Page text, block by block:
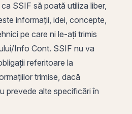
SSIF să poată utiliza liber,
informații, idei, concepte,
pe care ni le-ați trimis
Info Cont. SSIF nu va
referitoare la
trimise, dacă
prevede alte specificări în